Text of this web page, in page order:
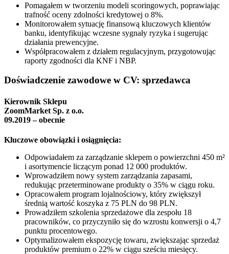
Pomagałem w tworzeniu modeli scoringowych, poprawiając
trafność oceny zdolności kredytowej o 8%.
Monitorowałem sytuację finansową kluczowych klientów
banku, identyfikując wczesne sygnały ryzyka i sugerując
działania prewencyjne.
Współpracowałem z działem regulacyjnym, przygotowując
raporty zgodności dla KNF i NBP.
Doświadczenie zawodowe w CV: sprzedawca
Kierownik Sklepu
ZoomMarket Sp. z o.o.
09.2019 – obecnie
Kluczowe obowiązki i osiągnięcia:
Odpowiadałem za zarządzanie sklepem o powierzchni 450 m²
i asortymencie liczącym ponad 12 000 produktów.
Wprowadziłem nowy system zarządzania zapasami,
redukując przeterminowane produkty o 35% w ciągu roku.
Opracowałem program lojalnościowy, który zwiększył
średnią wartość koszyka z 75 PLN do 98 PLN.
Prowadziłem szkolenia sprzedażowe dla zespołu 18
pracowników, co przyczyniło się do wzrostu konwersji o 4,7
punktu procentowego.
Optymalizowałem ekspozycję towaru, zwiększając sprzedaż
produktów premium o 22% w ciągu sześciu miesięcy.